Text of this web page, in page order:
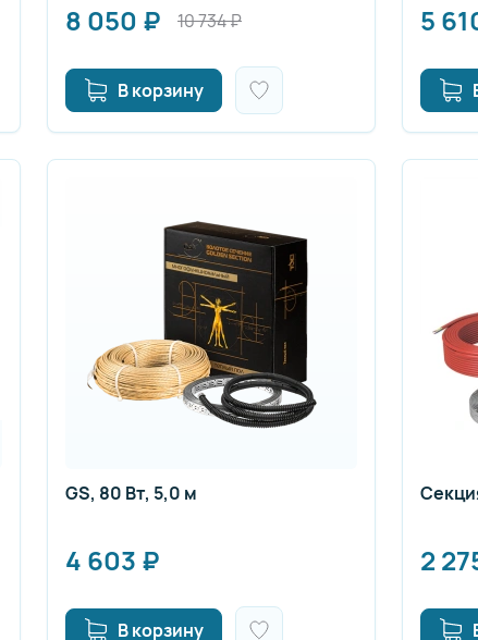
8 050 ₽ 10 734₽
В корзину
5
GS, 80 Вт, 5,0 м
4 603 ₽
В корзину
2